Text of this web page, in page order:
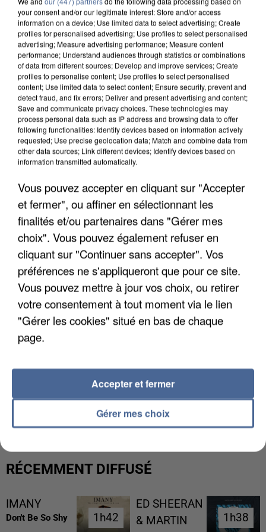
UN SECOND CADRE DE LA DZ MAFIA
UNE TOURISTE DE L’OISE EMPORTÉE PAR UNE
RÉCEMMENT DIFFUSÉ
IMANY
Don't Be So Shy 1h42
1h42
ED SHEERAN
& MARTIN
1h38
1h38
your consent and/or our legitimate interest: Store and/or access
information on a device; Use limited data to select advertising; Create
profiles for personalised advertising; Use profiles to select personalised
advertising; Measure advertising performance; Measure content
performance; Understand audiences through statistics or combinations
of data from different sources; Develop and improve services; Create
profiles to personalise content; Use profiles to select personalised
content; Use limited data to select content; Ensure security, prevent and
detect fraud, and fix errors; Deliver and present advertising and content;
Save and communicate privacy choices. These technologies may
process personal data such as IP address and browsing data to offer
following functionalities: Identify devices based on information actively
requested; Use precise geolocation data; Match and combine data from
other data sources; Link different devices; Identify devices based on
information transmitted automatically.
Vous pouvez accepter en cliquant sur "Accepter
et fermer", ou affiner en sélectionnant les
finalités et/ou partenaires dans "Gérer mes
choix". Vous pouvez également refuser en
cliquant sur "Continuer sans accepter". Vos
préférences ne s'appliqueront que pour ce site.
Vous pouvez mettre à jour vos choix, ou retirer
votre consentement à tout moment via le lien
"Gérer les cookies" situé en bas de chaque
page.
Gérer mes choix
Accepter et fermer